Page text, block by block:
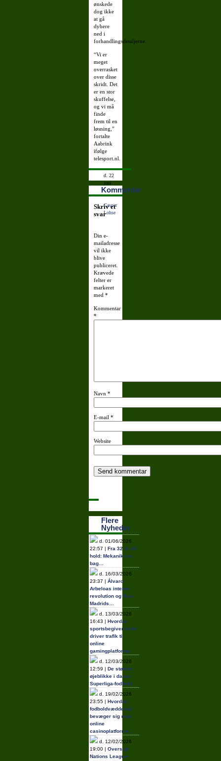
ønskede
dog ikke
at gå
dybere
ned i
forhandlingsdetaljerne.
“Vi er
meget
overrasket
over disse
skridt. Det
er en stor
skuffelse,
og vi må
finde
frem til en
løsning,”
fortalte
Aabrink
ifølge
telesport.nl.
d. 22
juni
2007
08:43:10
Casper
Lohse
Kommentér
Skriv et
svar
Din e-
mailadresse
vil ikke
blive
publiceret.
Krævede
felter er
markeret
med *
Kommentar
*
Navn *
E-mail *
Website
Flere
Nyheder
d. 01/06/2026
22:57 | Fra 32 til 48
hold: Mekanikken
bag…
d. 16/03/2026
23:37 | Álvaro
Arbeloas interne
revolution og Real
Madrids…
d. 13/03/2026
16:43 | Hvordan
sportsbegivenheder
driver trafik til
online
gamingplatforme
d. 12/03/2026
12:59 | De største
øjeblikke i dansk
Superliga-fodbold
d. 19/02/2026
23:55 | Hvordan
fodboldvæddemål
bevæger sig mod
online
casinoplatforme…
d. 12/02/2026
19:00 | Oversigt:
Nations League-